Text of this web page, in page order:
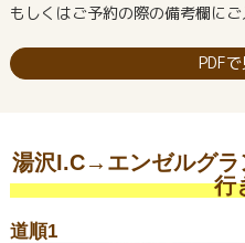
もしくはご予約の際の備考欄にご
PDF
湯沢I.C→エンゼルグラ
行
道順1